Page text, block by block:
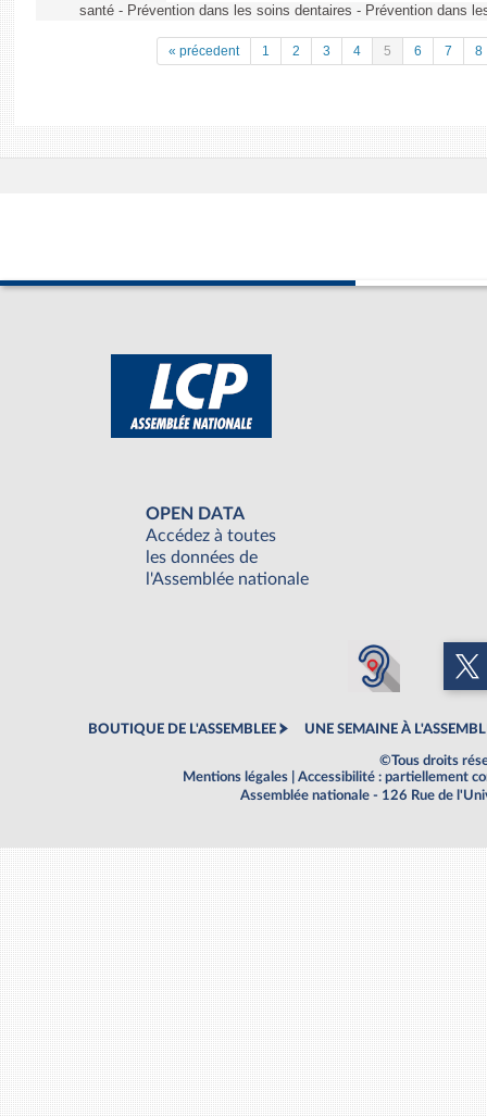
santé - Prévention dans les soins dentaires - Prévention dans
« précedent 1 2 3 4 5 6 7 8
OPEN DATA
Accédez à toutes
les données de
l'Assemblée nationale
BOUTIQUE DE L'ASSEMBLEE UNE SEMAINE À
©Tous droits
Mentions légales
Accessibilité : partiellement
Assemblée nationale - 126 Rue de